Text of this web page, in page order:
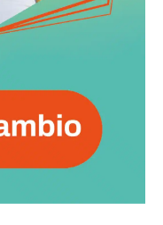
vapeo y la
correo
your email.